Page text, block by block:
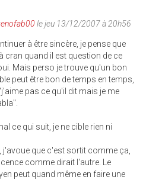
le jeu 13/12/2007 à 20h56
à être sincère, je pense que
cran quand il est question de ce
Mais perso je trouve qu'un bon
peut être bon de temps en temps,
pas ce qu'il dit mais je me
ce qui suit, je ne cible rien ni
j'avoue que c'est sortit comme ça,
comme dirait l'autre. Le
peut quand même en faire une